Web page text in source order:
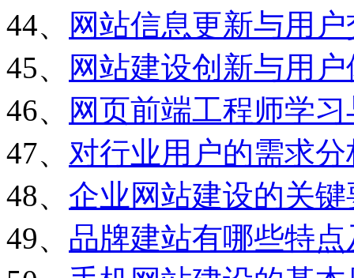
44、
网站信息更新与用
45、
网站建设创新与用
46、
网页前端工程师学
47、 对行业用户的需求
48、 企业网站建设的关
49、 品牌建站有哪些特